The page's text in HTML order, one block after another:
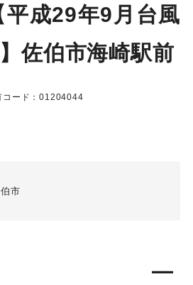
平成29年9月台風
佐伯市海崎駅前
コード：01204044
市